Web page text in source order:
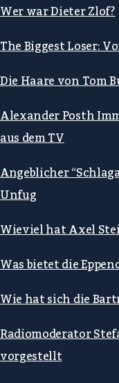
Wer war Dieter Zlof?
The Biggest Loser:
Die Haare von Tom
Alexander Posth
aus dem TV
Angeblicher
Unfug
Wieviel hat Axel
Was bietet die
Wie hat sich die
Radiomoderator
vorgestellt